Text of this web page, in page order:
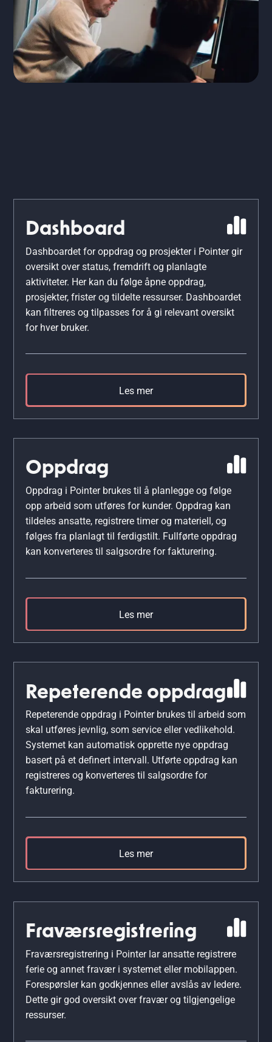
Dashboard
Dashboardet for oppdrag og prosjekter i Pointer gir
oversikt over status, fremdrift og planlagte
aktiviteter. Her kan du følge åpne oppdrag,
prosjekter, frister og tildelte ressurser. Dashboardet
kan filtreres og tilpasses for å gi relevant oversikt
for hver bruker.
Les mer
Oppdrag
Oppdrag i Pointer brukes til å planlegge og følge
opp arbeid som utføres for kunder. Oppdrag kan
tildeles ansatte, registrere timer og materiell, og
følges fra planlagt til ferdigstilt. Fullførte oppdrag
kan konverteres til salgsordre for fakturering.
Les mer
Repeterende oppdrag
Repeterende oppdrag i Pointer brukes til arbeid som
skal utføres jevnlig, som service eller vedlikehold.
Systemet kan automatisk opprette nye oppdrag
basert på et definert intervall. Utførte oppdrag kan
registreres og konverteres til salgsordre for
fakturering.
Les mer
Fraværsregistrering
Fraværsregistrering i Pointer lar ansatte registrere
ferie og annet fravær i systemet eller mobilappen.
Forespørsler kan godkjennes eller avslås av ledere.
Dette gir god oversikt over fravær og tilgjengelige
ressurser.